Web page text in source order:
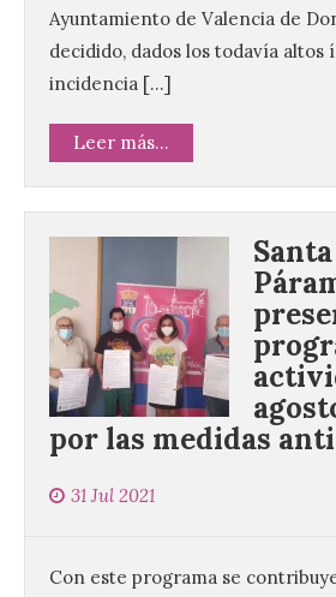
Ayuntamiento de Valencia de
decidido, dados los todavía altos
incidencia […]
Leer más...
por las medidas
31 Jul 2021
Con este programa se